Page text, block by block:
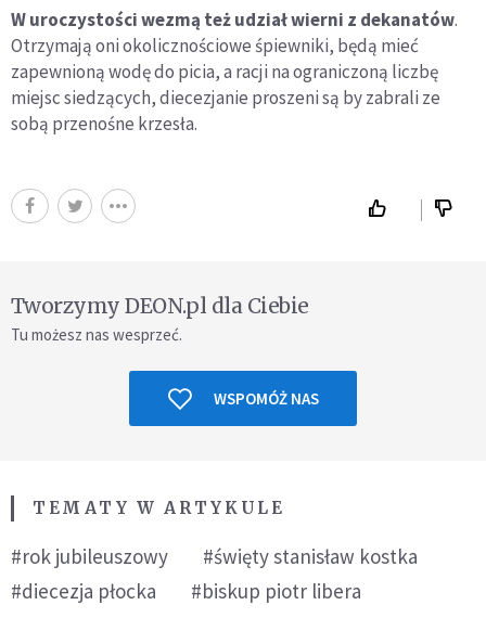
W uroczystości wezmą też udział wierni z dekanatów.
Otrzymają oni okolicznościowe śpiewniki, będą mieć
zapewnioną wodę do picia, a racji na ograniczoną liczbę
miejsc siedzących, diecezjanie proszeni są by zabrali ze
sobą przenośne krzesła.
Tworzymy DEON.pl dla Ciebie
Tu możesz nas wesprzeć.
WSPOMÓŻ NAS
TEMATY W ARTYKULE
#rok jubileuszowy
#święty stanisław kostka
#diecezja płocka
#biskup piotr libera